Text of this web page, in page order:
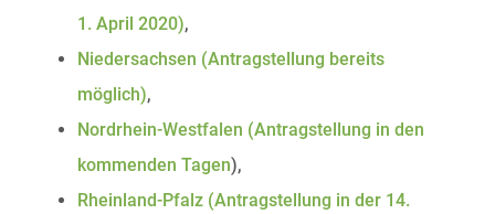
1. April 2020),
Niedersachsen (Antragstellung bereits
möglich),
Nordrhein-Westfalen (Antragstellung in den
kommenden Tagen),
Rheinland-Pfalz (Antragstellung in der 14.